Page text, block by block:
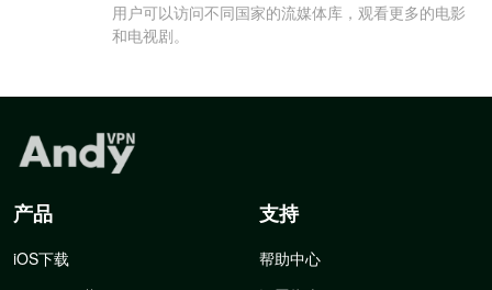
用户可以访问不同国家的流媒体库，观看更多的电影
和电视剧。
产品
iOS下载
支持
帮助中心